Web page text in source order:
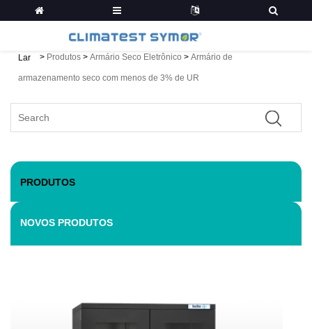
Lar > Produtos > Armário Seco Eletrônico > Armário de
armazenamento seco com menos de 3% de UR
PRODUTOS
NOVOS PRODUTOS